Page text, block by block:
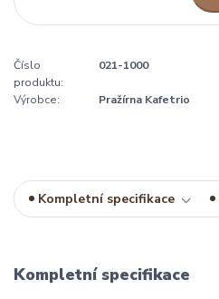
Číslo
produktu:
021-1000
Výrobce: Pražírna Kafetrio
Kompletní specifikace
Kompletní specifikace